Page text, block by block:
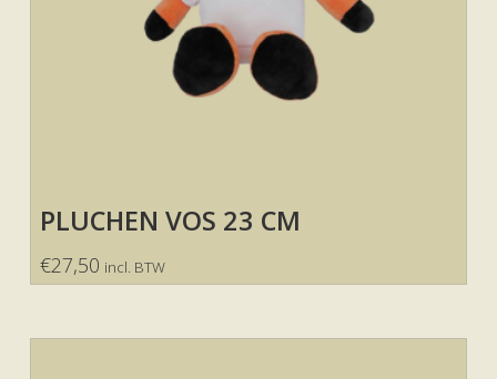
PLUCHEN VOS 23 CM
€27,50 incl. BTW